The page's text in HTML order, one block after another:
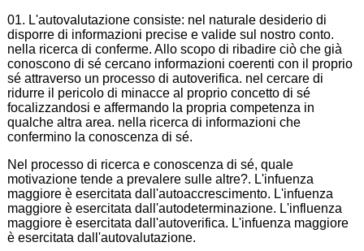
01. L'autovalutazione consiste: nel naturale desiderio di
disporre di informazioni precise e valide sul nostro conto.
nella ricerca di conferme. Allo scopo di ribadire ciò che già
conoscono di sé cercano informazioni coerenti con il proprio
sé attraverso un processo di autoverifica. nel cercare di
ridurre il pericolo di minacce al proprio concetto di sé
focalizzandosi e affermando la propria competenza in
qualche altra area. nella ricerca di informazioni che
confermino la conoscenza di sé.
Nel processo di ricerca e conoscenza di sé, quale
motivazione tende a prevalere sulle altre?. L'infuenza
maggiore è esercitata dall'autoaccrescimento. L'infuenza
maggiore è esercitata dall'autodeterminazione. L'influenza
maggiore è esercitata dall'autoverifica. L'infuenza maggiore
è esercitata dall'autovalutazione.